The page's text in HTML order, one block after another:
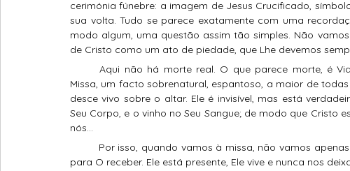
cerimónia fúnebre: a imagem de Jesus Crucificado,
sua volta. Tudo se parece exatamente com uma
modo algum, uma questão assim tão simples. Não
de Cristo como um ato de piedade, que Lhe devemos
	Aqui não há morte real. O que parece morte, é Vida. Há um mistério profundo escondido na Santa
Missa, um facto sobrenatural, espantoso, a maior de
desce vivo sobre o altar. Ele é invisível, mas está
Seu Corpo, e o vinho no Seu Sangue; de modo que Cristo
nós...
para O receber. Ele está presente, Ele vive e nunca nos